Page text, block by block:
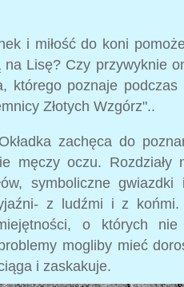
i miłość do koni
Lisę? Czy przywyknie
którego poznaje
Złotych Wzgórz"..
zachęca do
męczy oczu. Rozdziały
symboliczne
z ludźmi i z
o których nie
mogliby mieć
i zaskakuje.